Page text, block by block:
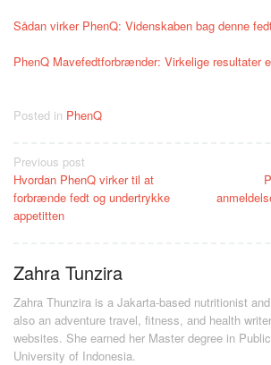
Sådan virker PhenQ: Videnskaben bag denne
PhenQ Mavefedtforbrænder: Virkelige resultater
Posted in PhenQ
Post
navigation
Previous post
Hvordan PhenQ virker til at
forbrænde fedt og undertrykke
appetitten
Zahra Tunzira
Zahra Thunzira is a Jakarta-based nutritionist
also an adventure travel, fitness, and health
websites. She earned her Master degree in
University of Indonesia.